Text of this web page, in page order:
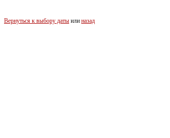
Вернуться к выбору даты или назад